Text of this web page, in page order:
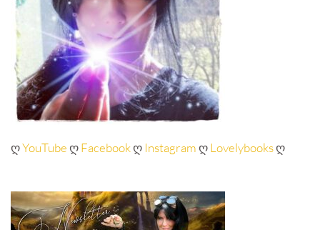
ღYouTubeღFacebookღ InstagramღLovelybooksღ